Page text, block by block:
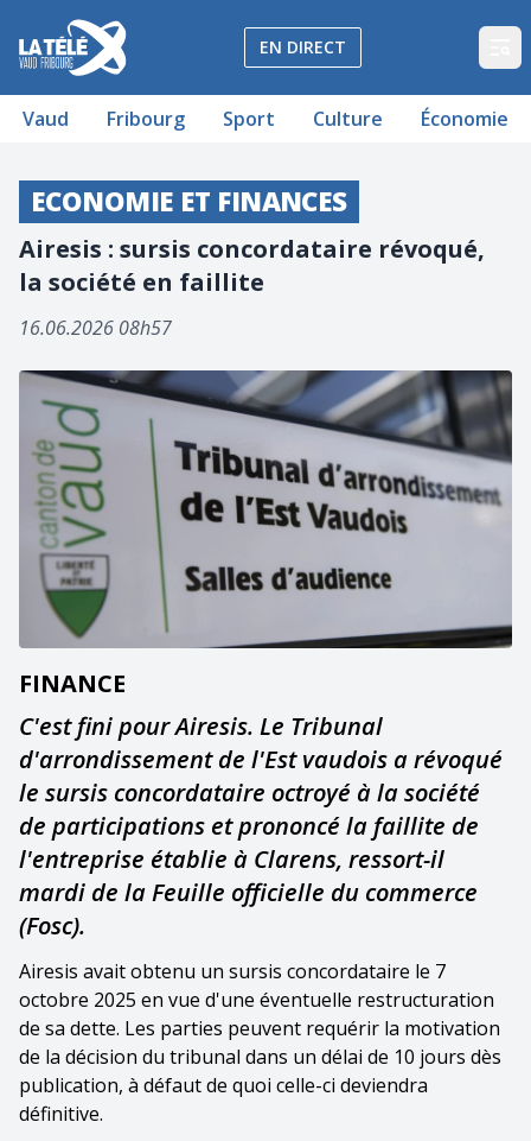
La Télé - Télévision régionale Vaud et Fribourg
EN DIRECT
Vaud Fribourg Sport Culture Économie
ECONOMIE ET FINANCES
Airesis : sursis concordataire révoqué,
la société en faillite
16.06.2026 08h57
FINANCE
C'est fini pour Airesis. Le Tribunal
d'arrondissement de l'Est vaudois a révoqué
le sursis concordataire octroyé à la société
de participations et prononcé la faillite de
l'entreprise établie à Clarens, ressort-il
mardi de la Feuille officielle du commerce
(Fosc).
Airesis avait obtenu un sursis concordataire le 7
octobre 2025 en vue d'une éventuelle restructuration
de sa dette. Les parties peuvent requérir la motivation
de la décision du tribunal dans un délai de 10 jours dès
publication, à défaut de quoi celle-ci deviendra
définitive.